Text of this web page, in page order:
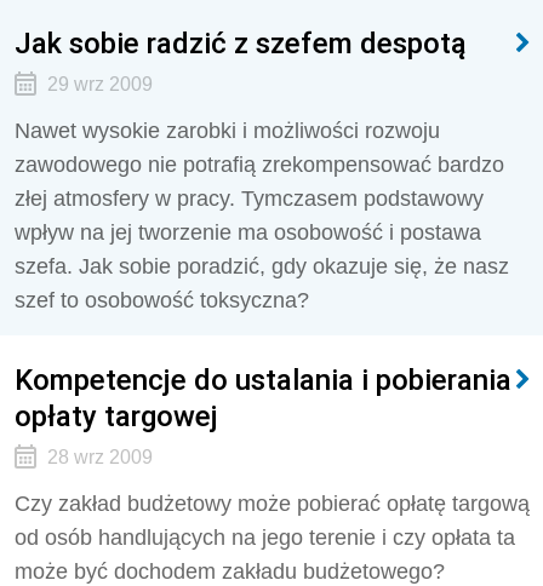
Jak sobie radzić z szefem despotą
29 wrz 2009
Nawet wysokie zarobki i możliwości rozwoju
zawodowego nie potrafią zrekompensować bardzo
złej atmosfery w pracy. Tymczasem podstawowy
wpływ na jej tworzenie ma osobowość i postawa
szefa. Jak sobie poradzić, gdy okazuje się, że nasz
szef to osobowość toksyczna?
Kompetencje do ustalania i pobierania
opłaty targowej
28 wrz 2009
Czy zakład budżetowy może pobierać opłatę targową
od osób handlujących na jego terenie i czy opłata ta
może być dochodem zakładu budżetowego?